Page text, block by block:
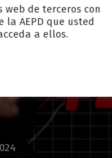
web de terceros con
la AEPD que usted
a ellos.